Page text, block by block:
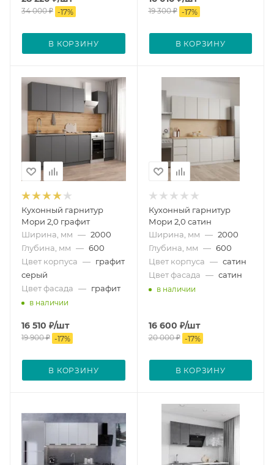
34 000₽ -17%
В КОРЗИНУ
19 300₽ -17%
В КОРЗИНУ
Кухонный гарнитур
Мори 2,0 графит
Ширина, мм — 2000
Глубина, мм — 600
Цвет корпуса — графит
серый
Цвет фасада — графит
в наличии
16 510 ₽/шт
19 900₽ -17%
В КОРЗИНУ
Кухонный гарнитур
Мори 2,0 сатин
Ширина, мм — 2000
Глубина, мм — 600
Цвет корпуса — сатин
Цвет фасада — сатин
в наличии
16 600 ₽/шт
20 000₽ -17%
В КОРЗИНУ